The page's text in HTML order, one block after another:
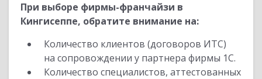
При выборе фирмы-франчайзи в
Кингисеппе, обратите внимание на:
Количество клиентов (договоров ИТС)
на сопровождении у партнера фирмы 1С.
Количество специалистов, аттестованных